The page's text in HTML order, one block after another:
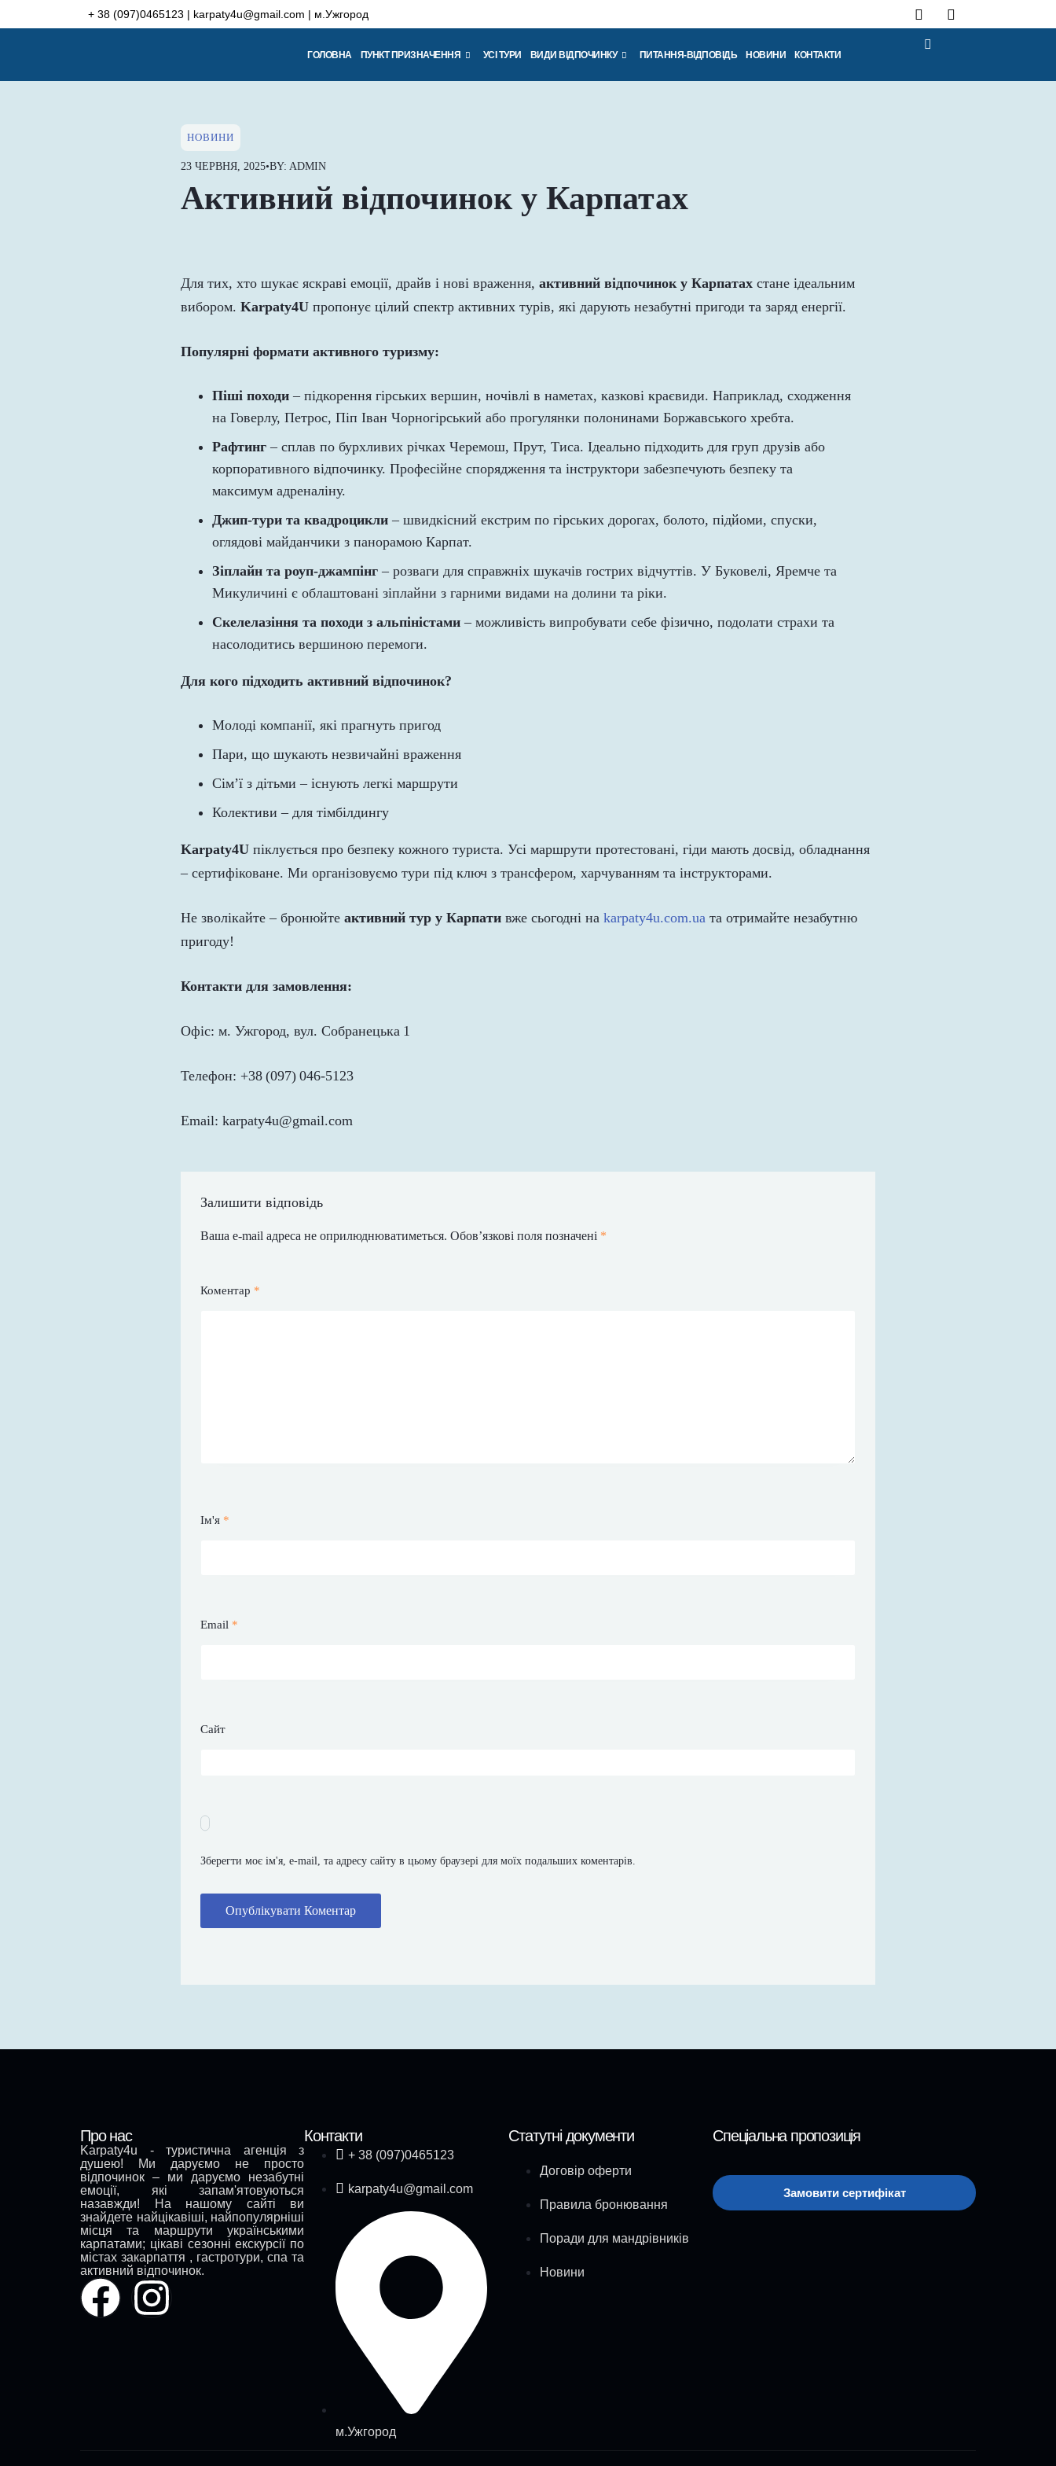
+ 38 (097)0465123 | karpaty4u@gmail.com | м.Ужгород
ГОЛОВНА ПУНКТ ПРИЗНАЧЕННЯ УСІ ТУРИ ВИДИ ВІДПОЧИНКУ ПИТАННЯ-ВІДПОВІДЬ НОВИНИ КОНТАКТИ
НОВИНИ
23 ЧЕРВНЯ, 2025•BY: ADMIN
Активний відпочинок у Карпатах
Для тих, хто шукає яскраві емоції, драйв і нові враження, активний відпочинок у Карпатах стане ідеальним
вибором. Karpaty4U пропонує цілий спектр активних турів, які дарують незабутні пригоди та заряд енергії.
Популярні формати активного туризму:
Піші походи – підкорення гірських вершин, ночівлі в наметах, казкові краєвиди. Наприклад, сходження
на Говерлу, Петрос, Піп Іван Чорногірський або прогулянки полонинами Боржавського хребта.
Рафтинг – сплав по бурхливих річках Черемош, Прут, Тиса. Ідеально підходить для груп друзів або
корпоративного відпочинку. Професійне спорядження та інструктори забезпечують безпеку та
максимум адреналіну.
Джип-тури та квадроцикли – швидкісний екстрим по гірських дорогах, болото, підйоми, спуски,
оглядові майданчики з панорамою Карпат.
Зіплайн та роуп-джампінг – розваги для справжніх шукачів гострих відчуттів. У Буковелі, Яремче та
Микуличині є облаштовані зіплайни з гарними видами на долини та ріки.
Скелелазіння та походи з альпіністами – можливість випробувати себе фізично, подолати страхи та
насолодитись вершиною перемоги.
Для кого підходить активний відпочинок?
Молоді компанії, які прагнуть пригод
Пари, що шукають незвичайні враження
Сім’ї з дітьми – існують легкі маршрути
Колективи – для тімбілдингу
Karpaty4U піклується про безпеку кожного туриста. Усі маршрути протестовані, гіди мають досвід, обладнання
– сертифіковане. Ми організовуємо тури під ключ з трансфером, харчуванням та інструкторами.
Не зволікайте – бронюйте активний тур у Карпати вже сьогодні на karpaty4u.com.ua та отримайте незабутню
пригоду!
Контакти для замовлення:
Офіс: м. Ужгород, вул. Собранецька 1
Телефон: +38 (097) 046‑5123
Email: karpaty4u@gmail.com
Залишити відповідь
Ваша e-mail адреса не оприлюднюватиметься. Обов’язкові поля позначені *
Коментар *
Ім'я *
Email *
Сайт
Зберегти моє ім'я, e-mail, та адресу сайту в цьому браузері для моїх подальших коментарів.
Про нас
Karpaty4u - туристична агенція з
душею! Ми даруємо не просто
відпочинок – ми даруємо незабутні
емоції, які запам'ятовуються
назавжди! На нашому сайті ви
знайдете найцікавіші, найпопулярніші
місця та маршрути українськими
карпатами; цікаві сезонні екскурсії по
містах закарпаття , гастротури, спа та
активний відпочинок.
Контакти
+ 38 (097)0465123
karpaty4u@gmail.com
м.Ужгород
Статутні документи
Договір оферти
Правила бронювання
Поради для мандрівників
Новини
Спеціальна пропозиція
Замовити сертифікат